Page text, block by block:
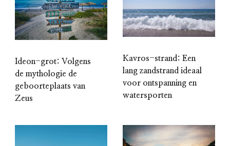
Ideon-grot: Volgens
de mythologie de
geboorteplaats van
Zeus
Kavros-strand: Een
lang zandstrand ideaal
voor ontspanning en
watersporten